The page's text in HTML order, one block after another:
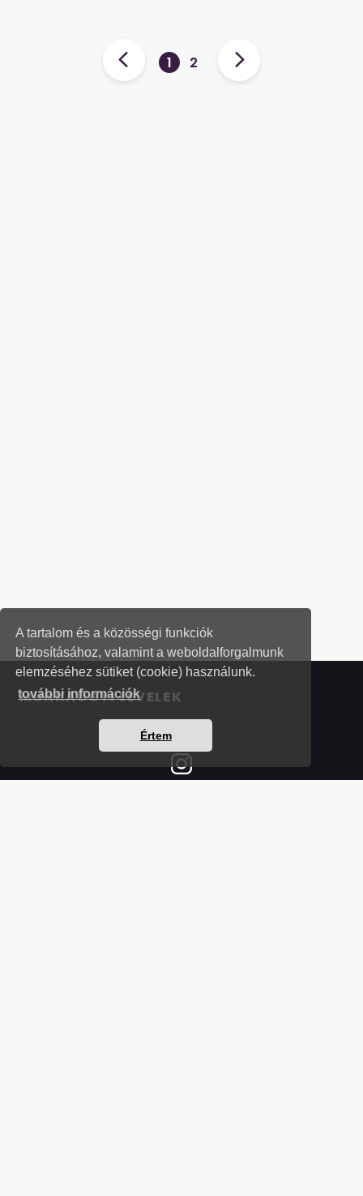
A tartalom és a közösségi funkciók
biztosításához, valamint a weboldalforgalmunk
elemzéséhez sütiket (cookie) használunk.
további információk
Értem
1 2
MUNKAÜGYI LEVELEK